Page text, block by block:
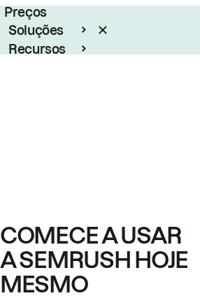
Preços
Soluções
Recursos
COMECE A USAR
A SEMRUSH HOJE
MESMO